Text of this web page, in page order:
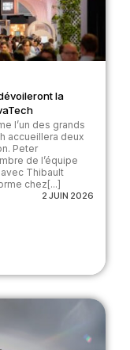
la
l’un des grands
accueillera deux
Peter
de l’équipe
Thibault
chez[...]
2 JUIN 2026